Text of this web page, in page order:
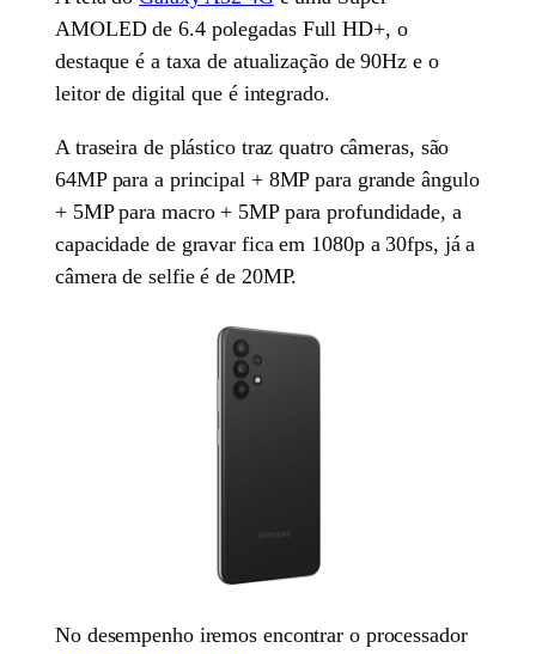
AMOLED de 6.4 polegadas Full HD+, o
destaque é a taxa de atualização de 90Hz e o
leitor de digital que é integrado.
A traseira de plástico traz quatro câmeras, são
64MP para a principal + 8MP para grande ângulo
+ 5MP para macro + 5MP para profundidade, a
capacidade de gravar fica em 1080p a 30fps, já a
câmera de selfie é de 20MP.
No desempenho iremos encontrar o processador